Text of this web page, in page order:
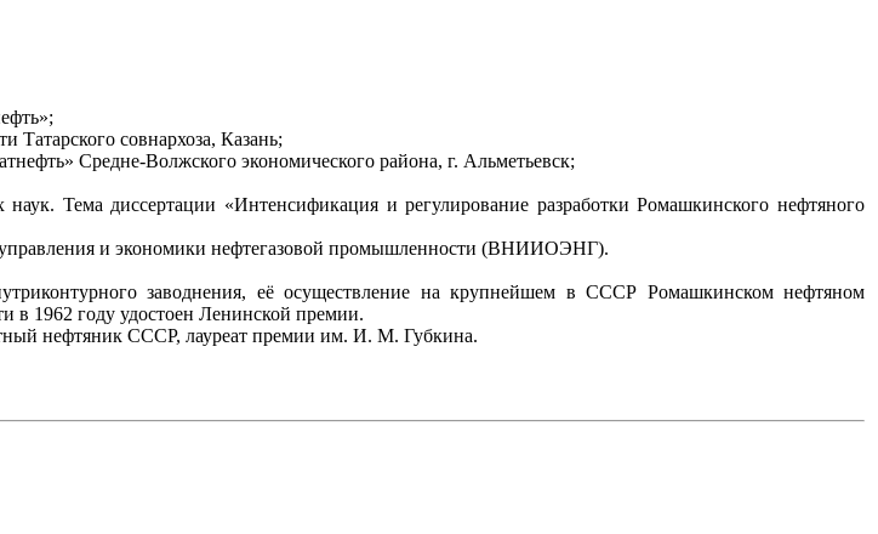
совнархоза, Казань;
Средне-Волжского экономического района, г. Альметьевск;
Тема диссертации «Интенсификация и регулирование разработки Ромашкинского нефтяного
управления и экономики нефтегазовой промышленности (ВНИИОЭНГ).
заводнения, её осуществление на крупнейшем в СССР Ромашкинском нефтяном
в 1962 году удостоен Ленинской премии.
нефтяник СССР, лауреат премии им. И. М. Губкина.